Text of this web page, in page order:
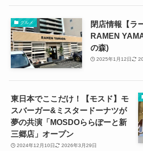
グルメ
閉店情報【ラ
RAMEN
の森)
2025年1月12日
東日本でここだけ！【モスド】モ
スバーガー&ミスタードーナツが
夢の共演「MOSDOららぽーと新
三郷店」オープン
2024年12月10日 2026年3月29日